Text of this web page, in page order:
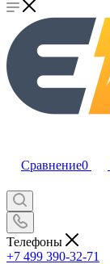
Сравнение0
Телефоны
+7 499 390-32-71